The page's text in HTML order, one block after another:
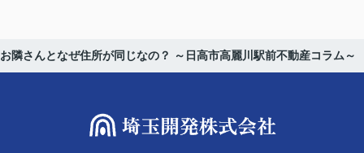
お隣さんとなぜ住所が同じなの？ ～日高市高麗川駅前不動産コラム～